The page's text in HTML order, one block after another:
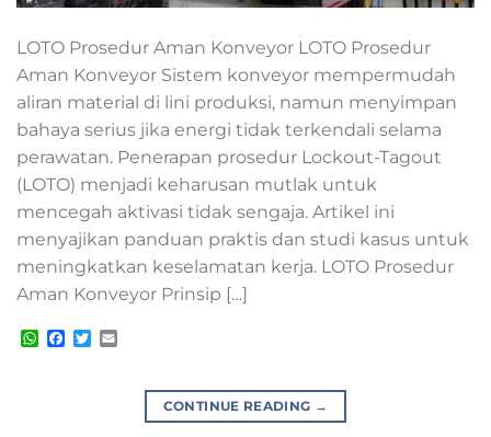
LOTO Prosedur Aman Konveyor LOTO Prosedur
Aman Konveyor Sistem konveyor mempermudah
aliran material di lini produksi, namun menyimpan
bahaya serius jika energi tidak terkendali selama
perawatan. Penerapan prosedur Lockout-Tagout
(LOTO) menjadi keharusan mutlak untuk
mencegah aktivasi tidak sengaja. Artikel ini
menyajikan panduan praktis dan studi kasus untuk
meningkatkan keselamatan kerja. LOTO Prosedur
Aman Konveyor Prinsip […]
WhatsApp
Facebook
Twitter
CONTINUE READING →